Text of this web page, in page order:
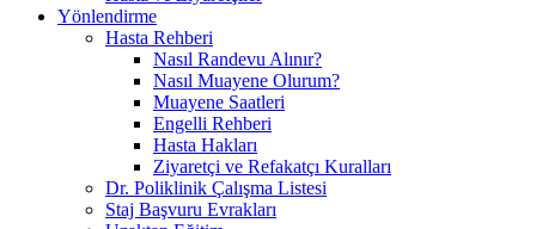
Yönlendirme
Hasta Rehberi
Nasıl Randevu Alınır?
Nasıl Muayene Olurum?
Muayene Saatleri
Engelli Rehberi
Hasta Hakları
Ziyaretçi ve Refakatçı Kuralları
Dr. Poliklinik Çalışma Listesi
Staj Başvuru Evrakları